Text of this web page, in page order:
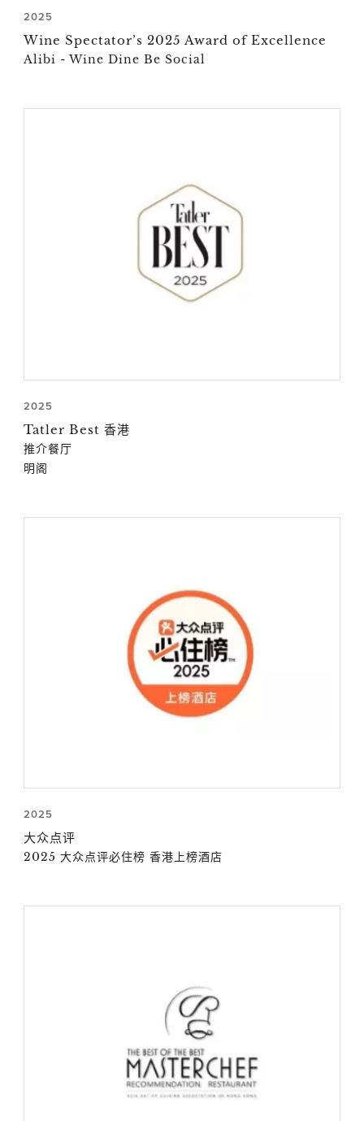
2025
Wine Spectator’s 2025 Award of Excellence
Alibi - Wine Dine Be Social
2025
Tatler Best 香港
推介餐厅
明阁
2025
大众点评
2025 大众点评必住榜 香港上榜酒店